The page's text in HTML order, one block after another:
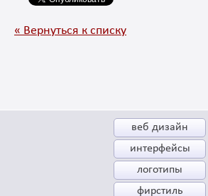
« Вернуться к списку
веб дизайн
интерфейсы
логотипы
фирстиль